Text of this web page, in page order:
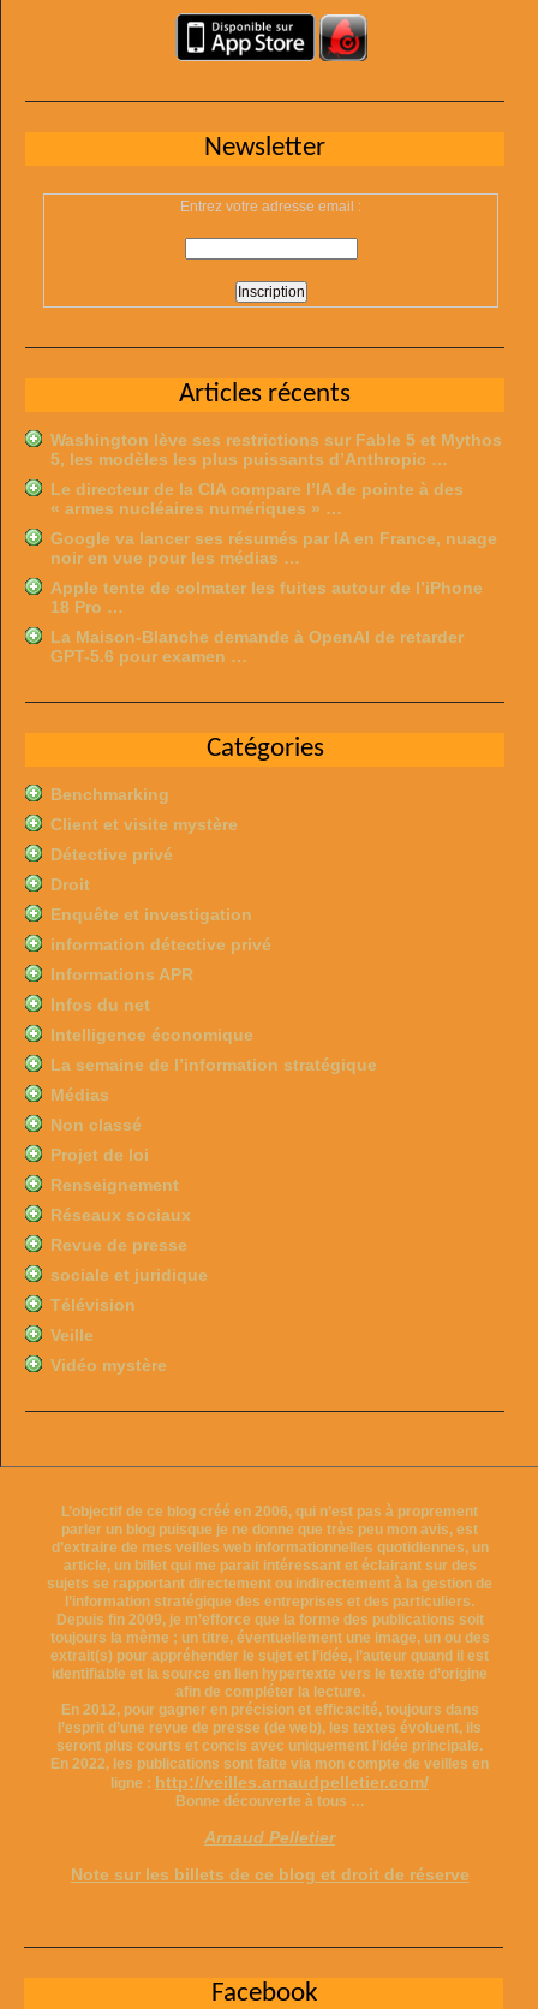
Newsletter
Entrez votre adresse email :
Articles récents
Washington lève ses restrictions sur Fable 5 et Mythos
5, les modèles les plus puissants d’Anthropic …
Le directeur de la CIA compare l’IA de pointe à des
« armes nucléaires numériques » …
Google va lancer ses résumés par IA en France, nuage
noir en vue pour les médias …
Apple tente de colmater les fuites autour de l’iPhone
18 Pro …
La Maison-Blanche demande à OpenAI de retarder
GPT-5.6 pour examen …
Catégories
Benchmarking
Client et visite mystère
Détective privé
Droit
Enquête et investigation
information détective privé
Informations APR
Infos du net
Intelligence économique
La semaine de l’information stratégique
Médias
Non classé
Projet de loi
Renseignement
Réseaux sociaux
Revue de presse
sociale et juridique
Télévision
Veille
Vidéo mystère
L’objectif de ce blog créé en 2006, qui n’est pas à proprement
parler un blog puisque je ne donne que très peu mon avis, est
d’extraire de mes veilles web informationnelles quotidiennes, un
article, un billet qui me parait intéressant et éclairant sur des
sujets se rapportant directement ou indirectement à la gestion de
l’information stratégique des entreprises et des particuliers.
Depuis fin 2009, je m’efforce que la forme des publications soit
toujours la même ; un titre, éventuellement une image, un ou des
extrait(s) pour appréhender le sujet et l’idée, l’auteur quand il est
identifiable et la source en lien hypertexte vers le texte d’origine
afin de compléter la lecture.
En 2012, pour gagner en précision et efficacité, toujours dans
l’esprit d’une revue de presse (de web), les textes évoluent, ils
seront plus courts et concis avec uniquement l’idée principale.
En 2022, les publications sont faite via mon compte de veilles en
ligne : http://veilles.arnaudpelletier.com/
Bonne découverte à tous …
Arnaud Pelletier
Note sur les billets de ce blog et droit de réserve
Facebook